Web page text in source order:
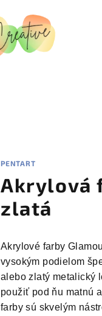
PENTART
Akrylová
zlatá
Akrylové farby
vysokým podielom
alebo zlatý metalický
použiť pod ňu matnú
farby sú skvelým